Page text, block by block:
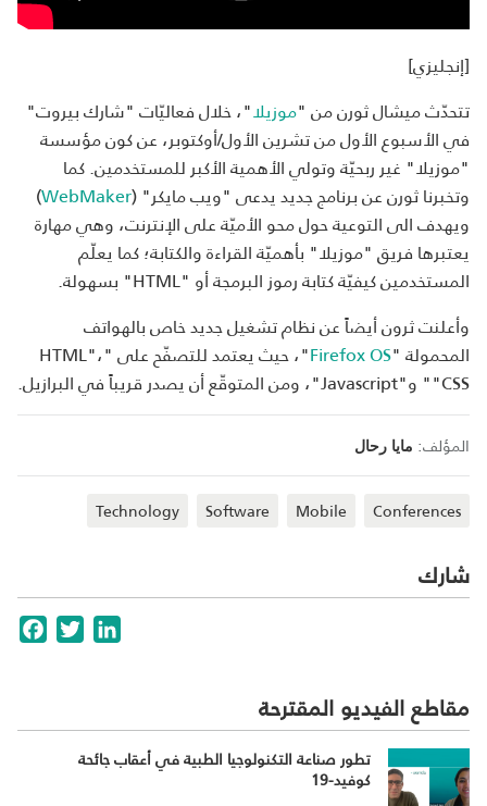
[إنجليزي]
تتحدّث ميشال ثورن من "موزيلا"، خلال فعاليّات "شارك بيروت"
في الأسبوع الأول من تشرين الأول/أوكتوبر، عن كون مؤسسة
"موزيلا" غير ربحيّة وتولي الأهمية الأكبر للمستخدمين. كما
وتخبرنا ثورن عن برنامج جديد يدعى "ويب مايكر" (WebMaker
)
ويهدف الى التوعية حول محو الأميّة على الإنترنت، وهي مهارة
يعتبرها فريق "موزيلا" بأهميّة القراءة والكتابة؛ كما يعلّم
المستخدمين كيفيّة كتابة رموز البرمجة أو "HTML" بسهولة.
وأعلنت ثرون أيضاً عن نظام تشغيل جديد خاص بالهواتف
المحمولة "Firefox OS
"، حيث يعتمد للتصفّح على "HTML"،
"CSS" و"Javascript"، ومن المتوقّع أن يصدر قريباً في البرازيل.
المؤلف: مايا رحال
Conferences
Mobile
Software
Technology
شارك
TwitterLinkedIn
مقاطع الفيديو المقترحة
تطور صناعة التكنولوجيا الطبية في أعقاب جائحة
كوفيد-19